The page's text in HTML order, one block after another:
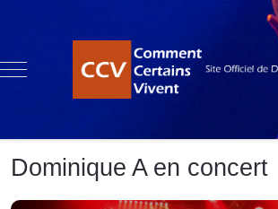
Mobile Menu Toggle
Dominique A en concert